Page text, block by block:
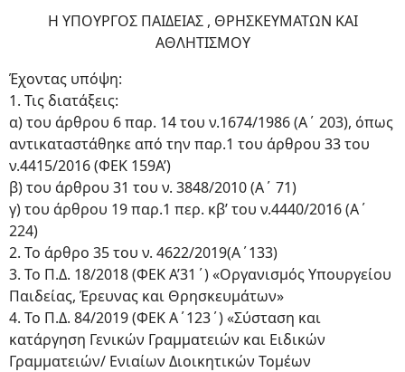
Η ΥΠΟΥΡΓΟΣ ΠΑΙΔΕΙΑΣ , ΘΡΗΣΚΕΥΜΑΤΩΝ ΚΑΙ
ΑΘΛΗΤΙΣΜΟΥ
Έχοντας υπόψη:
1. Τις διατάξεις:
α) του άρθρου 6 παρ. 14 του ν.1674/1986 (Α΄ 203), όπως
αντικαταστάθηκε από την παρ.1 του άρθρου 33 του
ν.4415/2016 (ΦΕΚ 159Α’)
β) του άρθρου 31 του ν. 3848/2010 (Α΄ 71)
γ) του άρθρου 19 παρ.1 περ. κβ’ του ν.4440/2016 (Α΄
224)
2. Το άρθρο 35 του ν. 4622/2019(Α΄133)
3. Το Π.Δ. 18/2018 (ΦΕΚ Α’31΄) «Οργανισμός Υπουργείου
Παιδείας, Έρευνας και Θρησκευμάτων»
4. Το Π.Δ. 84/2019 (ΦΕΚ Α΄123΄) «Σύσταση και
κατάργηση Γενικών Γραμματειών και Ειδικών
Γραμματειών/ Ενιαίων Διοικητικών Τομέων